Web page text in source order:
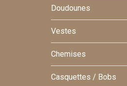
Doudounes
Vestes
Chemises
Casquettes / Bobs